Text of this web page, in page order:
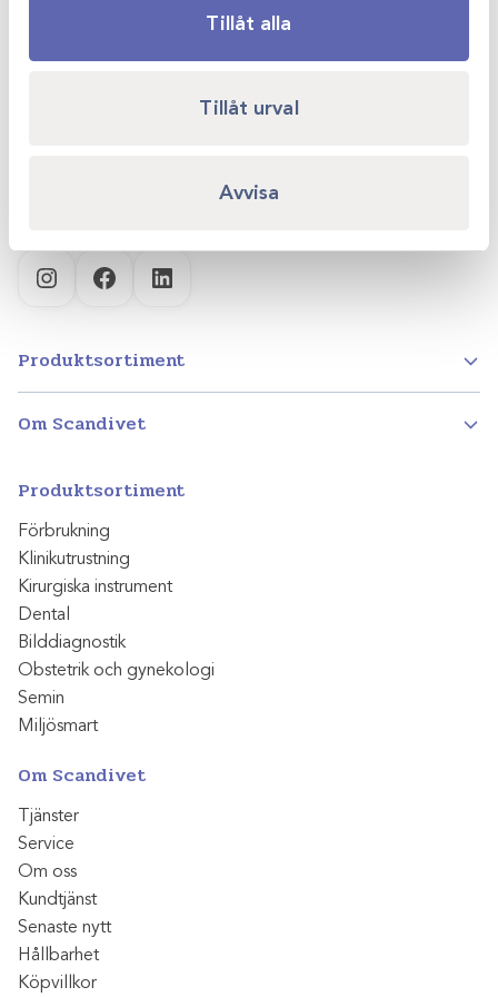
Tillåt alla
Tillåt urval
Avvisa
InstagramFacebookLinkedIn
Produktsortiment
Om Scandivet
Produktsortiment
Förbrukning
Klinikutrustning
Kirurgiska instrument
Dental
Bilddiagnostik
Obstetrik och gynekologi
Semin
Miljösmart
Om Scandivet
Tjänster
Service
Om oss
Kundtjänst
Senaste nytt
Hållbarhet
Köpvillkor